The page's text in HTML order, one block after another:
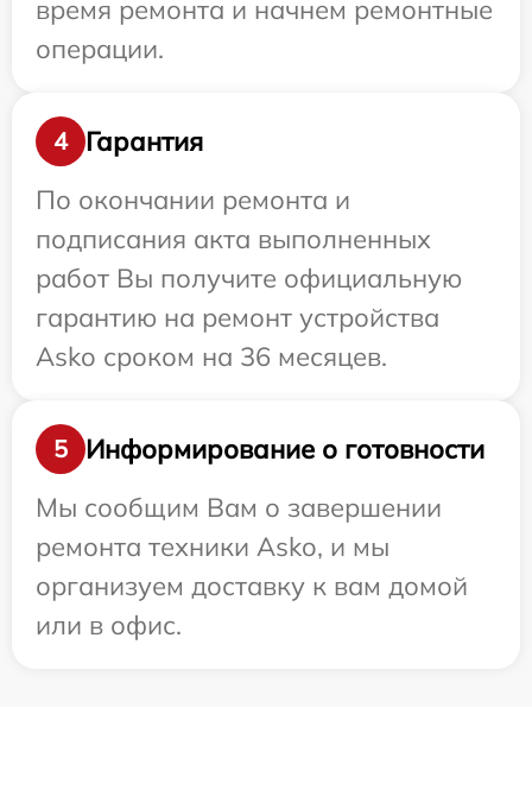
время ремонта и начнем ремонтные
операции.
4
Гарантия
По окончании ремонта и
подписания акта выполненных
работ Вы получите официальную
гарантию на ремонт устройства
Asko сроком на 36 месяцев.
5
Информирование о готовности
Мы сообщим Вам о завершении
ремонта техники Asko, и мы
организуем доставку к вам домой
или в офис.